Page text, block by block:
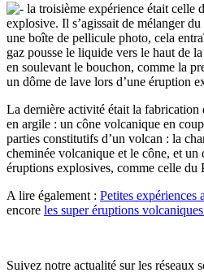
la troisième expérience était celle
explosive. Il s’agissait de mélanger
une boîte de pellicule photo, cela
gaz pousse le liquide vers le haut de
en soulevant le bouchon, comme la
un dôme de lave lors d’une éruption
La dernière activité était la fabrication
en argile : un cône volcanique en
parties constitutifs d’un volcan : la
cheminée volcanique et le cône, et un
éruptions explosives, comme celle du
A lire également : Petites expériences
encore les super éruptions
Suivez notre actualité sur les réseaux